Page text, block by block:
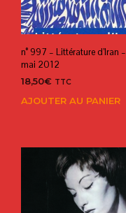
n° 997 – Littérature d’Iran –
mai 2012
18,50€ TTC
AJOUTER AU PANIER